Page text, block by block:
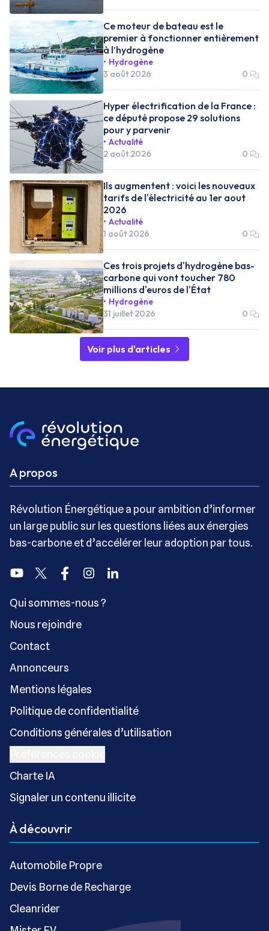
Ce moteur de bateau est le
premier à fonctionner entièrement
à l’hydrogène
Hydrogène
3 août 2026
0
Hyper électrification de la France :
ce député propose 29 solutions
pour y parvenir
Actualité
2 août 2026
0
Ils augmentent : voici les nouveaux
tarifs de l'électricité au 1er aout
2026
Actualité
1 août 2026
0
Ces trois projets d'hydrogène bas-
carbone qui vont toucher 780
millions d'euros de l'État
Hydrogène
31 juillet 2026
0
Voir plus d'articles
A propos
Révolution Énergétique a pour ambition d’informer
un large public sur les questions liées aux énergies
bas-carbone et d’accélérer leur adoption par tous.
YoutubeTwitter FacebookInstagramLinkedin
Qui sommes-nous ?
Nous rejoindre
Contact
Annonceurs
Mentions légales
Politique de confidentialité
Conditions générales d’utilisation
Charte IA
Signaler un contenu illicite
À découvrir
Automobile Propre
Devis Borne de Recharge
Cleanrider